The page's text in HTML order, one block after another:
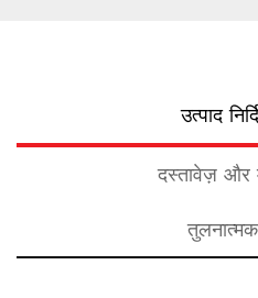
उत्पाद
दस्तावेज़ और